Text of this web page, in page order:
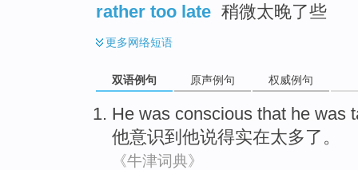
rather too late 稍微太晚了些
更多网络短语
双语例句 原声例句 权威例句
He was conscious that he was
他意识到他说得实在太多了。
《牛津词典》